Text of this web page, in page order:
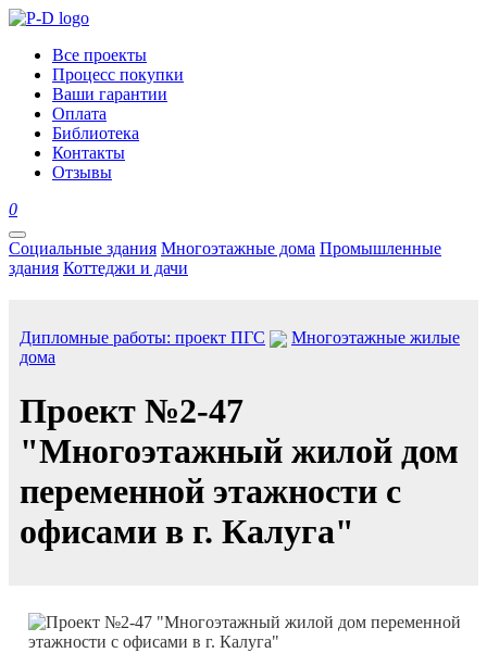
Все проекты
Процесс покупки
Ваши гарантии
Оплата
Библиотека
Контакты
Отзывы
0
Социальные здания Многоэтажные дома Промышленные
здания Коттеджи и дачи
Дипломные работы: проект ПГС
Многоэтажные жилые
дома
Проект №2-47
"Многоэтажный жилой дом
переменной этажности с
офисами в г. Калуга"